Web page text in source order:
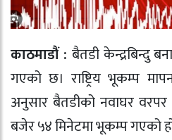
काठमाडौं : बैतडी केन्द्रबिन्दु
गएको छ। राष्ट्रिय भूकम्प
अनुसार बैतडीको नवाघर वरपर
बजेर ५४ मिनेटमा भूकम्प गएको